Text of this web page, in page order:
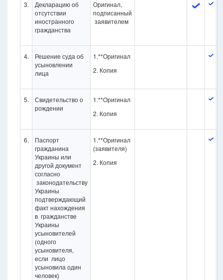
3.
Декларацию об
отсутствии
иностранного
гражданства
Оригинал,
подписанный
заявителем
4.
Решение суда об
усыновлении
лица
1.**Оригинал
2. Копия
5.
Свидетельство о
рождении
1.**Оригинал
2. Копия
6.
Паспорт
гражданина
Украины или
другой документ
согласно
законодательству
Украины
подтверждающий
факт нахождения
в гражданстве
Украины
усыновителей
(одного
усыновителя,
если лицо
усыновила один
человек)
1.**Оригинал
(заявителя)
2. Копия